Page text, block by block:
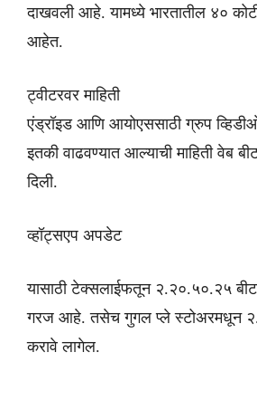
दाखवली आहे. यामध्ये भारतातील ४०
आहेत.
ट्वीटरवर माहिती
एंड्रॉइड आणि आयोएससाठी ग्रुप व्हिडीओ
इतकी वाढवण्यात आल्याची माहिती वेब
दिली.
व्हॉट्सएप अपडेट
यासाठी टेक्सलाईफतून २.२०.५०.२५
गरज आहे. तसेच गुगल प्ले स्टोअरमधून
करावे लागेल.